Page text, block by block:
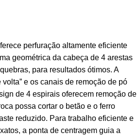
perfuração altamente eficiente
geométrica da cabeça de 4 arestas
para resultados ótimos. A
e os canais de remoção de pó
de 4 espirais oferecem remoção de
possa cortar o betão e o ferro
reduzido. Para trabalho eficiente e
a ponta de centragem guia a